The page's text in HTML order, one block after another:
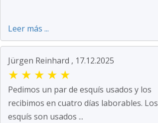
Leer más ...
Jürgen Reinhard , 17.12.2025
★ ★ ★ ★ ★
Pedimos un par de esquís usados y los
recibimos en cuatro días laborables. Los
esquís son usados ...